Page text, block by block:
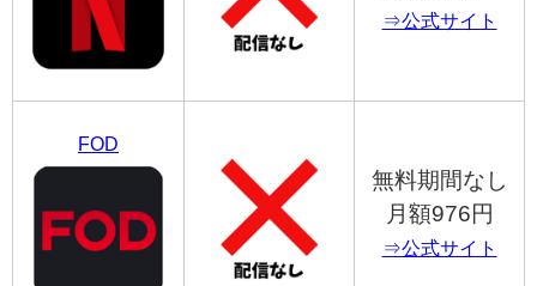
⇒公式サイト
FOD
無料期間なし
月額976円
⇒公式サイト